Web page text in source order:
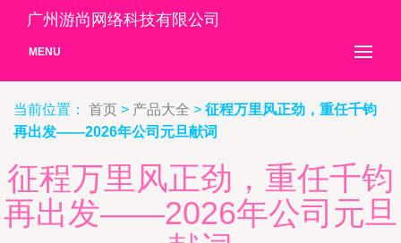
广州游尚网络科技有限公司
MENU
当前位置： 首页 > 产品大全 > 征程万里风正劲，重任千钧
再出发——2026年公司元旦献词
征程万里风正劲，重任千钧
再出发——2026年公司元旦